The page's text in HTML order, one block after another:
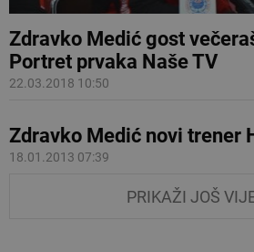
Zdravko Medić gost
Portret prvaka Naše TV
22.03.2018 10:50
Zdravko Medić novi trener
18.01.2013 07:39
PRIKAŽI JOŠ